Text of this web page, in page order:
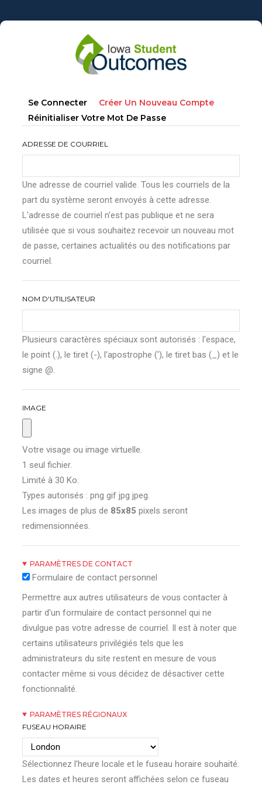
au
Onglets
principaux
Se Connecter Créer Un Nouveau Compte
Réinitialiser Votre Mot De Passe
ADRESSE DE COURRIEL
Une adresse de courriel valide. Tous les courriels de la
part du système seront envoyés à cette adresse.
L'adresse de courriel n'est pas publique et ne sera
utilisée que si vous souhaitez recevoir un nouveau mot
de passe, certaines actualités ou des notifications par
courriel.
NOM D'UTILISATEUR
Plusieurs caractères spéciaux sont autorisés : l'espace,
le point (.), le tiret (-), l'apostrophe ('), le tiret bas (_) et le
signe @.
IMAGE
Votre visage ou image virtuelle.
1 seul fichier.
Limité à 30 Ko.
Types autorisés : png gif jpg jpeg.
Les images de plus de 85x85 pixels seront
redimensionnées.
PARAMÈTRES DE CONTACT
Formulaire de contact personnel
Permettre aux autres utilisateurs de vous contacter à
partir d'un formulaire de contact personnel qui ne
divulgue pas votre adresse de courriel. Il est à noter que
certains utilisateurs privilégiés tels que les
administrateurs du site restent en mesure de vous
contacter même si vous décidez de désactiver cette
fonctionnalité.
PARAMÈTRES RÉGIONAUX
FUSEAU HORAIRE
Sélectionnez l'heure locale et le fuseau horaire souhaité.
Les dates et heures seront affichées selon ce fuseau